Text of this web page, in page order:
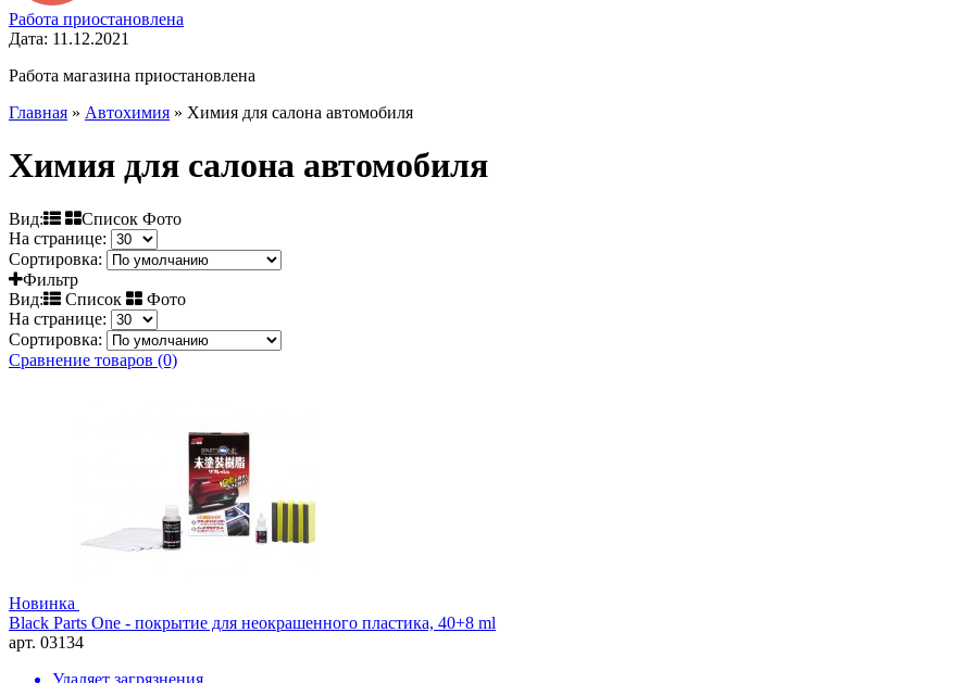
Работа приостановлена
Дата: 11.12.2021
Работа магазина приостановлена
Главная » Автохимия » Химия для салона автомобиля
Химия для салона автомобиля
Вид:
Список Фото
На странице:
Сортировка:
Фильтр
Вид:
Список
Фото
На странице:
Сортировка:
Сравнение товаров (0)
Новинка
Black Parts One - покрытие для неокрашенного пластика, 40+8 ml
арт. 03134
Удаляет загрязнения.